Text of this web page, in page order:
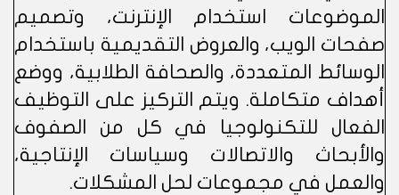
الموضوعات استخدام الإنترنت، وتصميم
صفحات الويب، والعروض التقديمية باستخدام
الوسائط المتعددة، والصحافة الطلابية، ووضع
أهداف متكاملة. ويتم التركيز على التوظيف
الفعال للتكنولوجيا في كل من الصفوف
والأبحاث والاتصالات وسياسات الإنتاجية،
والعمل في مجموعات لحل المشكلات.